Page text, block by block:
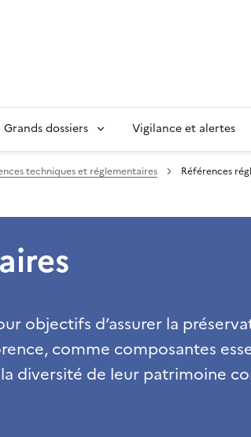
Grands dossiers Vigilance et alertes
techniques et réglementaires Références
objectifs d’assurer la
comme composantes
diversité de leur patrimoine